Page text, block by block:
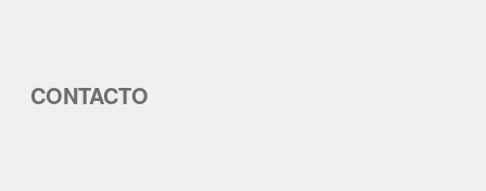
CONTACTO